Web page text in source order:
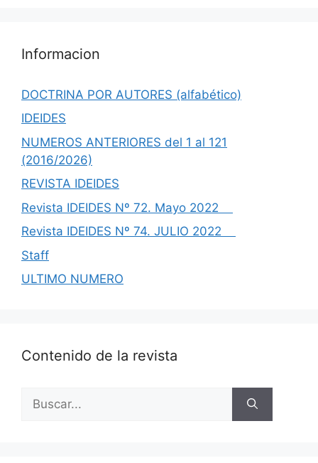
Informacion
DOCTRINA POR AUTORES (alfabético)
IDEIDES
NUMEROS ANTERIORES del 1 al 121
(2016/2026)
REVISTA IDEIDES
Revista IDEIDES Nº 72. Mayo 2022
Revista IDEIDES Nº 74. JULIO 2022
Staff
ULTIMO NUMERO
Contenido de la revista
Buscar: